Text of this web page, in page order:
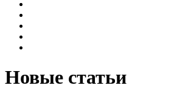
Новые статьи